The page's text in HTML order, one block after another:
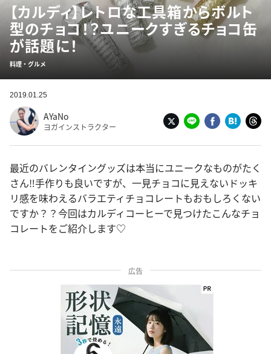
【カルディ】レトロな工具箱からボルト
型のチョコ！？ユニークすぎるチョコ缶
が話題に！
料理・グルメ
2019.01.25
AYaNo
ヨガインストラクター
最近のバレンタイングッズは本当にユニークなものがたく
さん‼︎手作りも良いですが、一見チョコに見えないドッキ
リ感を味わえるバラエティチョコレートもおもしろくない
ですか？？今回はカルディコーヒーで見つけたこんなチョ
コレートをご紹介します♡
広告